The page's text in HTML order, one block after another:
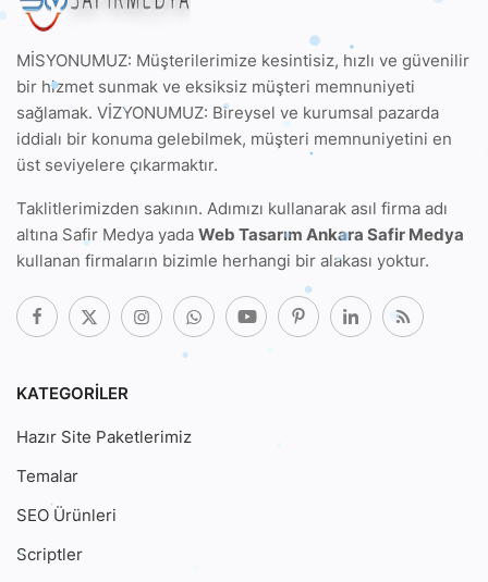
MİSYONUMUZ: Müşterilerimize kesintisiz, hızlı ve güvenilir
bir hizmet sunmak ve eksiksiz müşteri memnuniyeti
sağlamak. VİZYONUMUZ: Bireysel ve kurumsal pazarda
iddialı bir konuma gelebilmek, müşteri memnuniyetini en
üst seviyelere çıkarmaktır.
Taklitlerimizden sakının. Adımızı kullanarak asıl firma adı
altına Safir Medya yada Web Tasarım Ankara Safir Medya
kullanan firmaların bizimle herhangi bir alakası yoktur.
KATEGORILER
Hazır Site Paketlerimiz
Temalar
SEO Ürünleri
Scriptler